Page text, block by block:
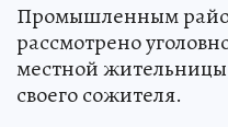
Промышленным
рассмотрено
местной
своего сожителя.